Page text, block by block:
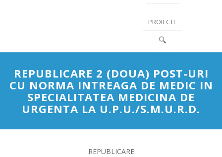
PROIECTE
🔍
REPUBLICARE 2 (DOUA) POST-URI
CU NORMA INTREAGA DE MEDIC IN
SPECIALITATEA MEDICINA DE
URGENTA LA U.P.U./S.M.U.R.D.
REPUBLICARE